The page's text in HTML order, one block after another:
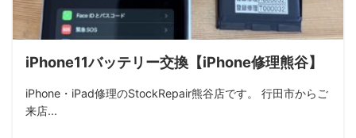
iPhone11バッテリー交換【iPhone修理熊谷】
iPhone・iPad修理のStockRepair熊谷店です。 行田市からご
来店...